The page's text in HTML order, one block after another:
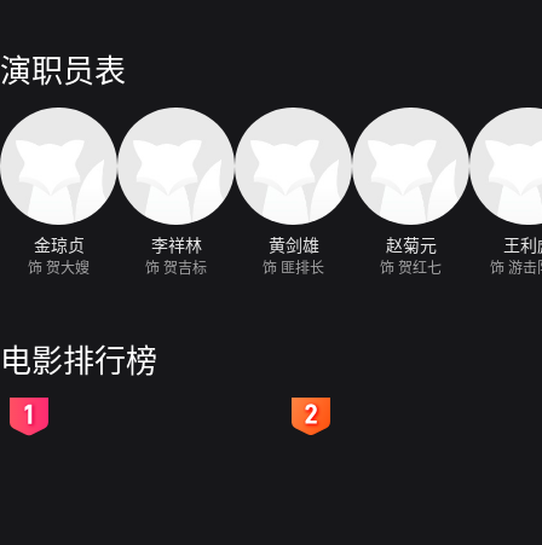
演职员表
金琼贞
饰 贺大嫂
李祥林
饰 贺吉标
黄剑雄
饰 匪排长
赵菊元
饰 贺红七
王利
饰 游击
电影排行榜